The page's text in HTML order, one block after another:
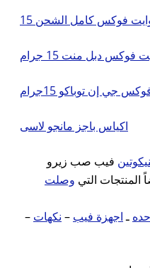
دبل منت 15 جرام
جي إن توباكو 15جرام
اكياس باجز مانجو لاسى
فيب صب زيرو
المنتجات التي وصلت
ـاجهزة فيب – نكهات –